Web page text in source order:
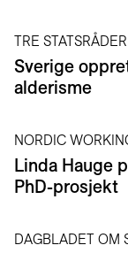
TRE
Sverige
alderisme
NORDIC
Linda Hauge
PhD-prosjekt
DAGBLADET OM